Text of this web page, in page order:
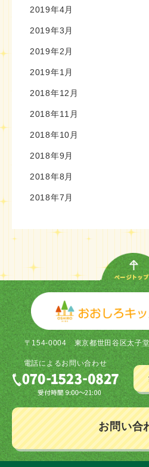
2019年4月
2019年3月
2019年2月
2019年1月
2018年12月
2018年11月
2018年10月
2018年9月
2018年8月
2018年7月
〒154-0004東京都世田谷区太子
電話によるお問い合わせ
お問い合